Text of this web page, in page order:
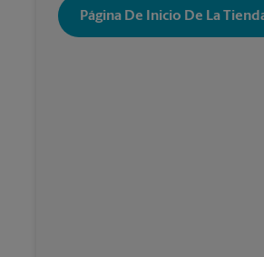
Página De Inicio De La